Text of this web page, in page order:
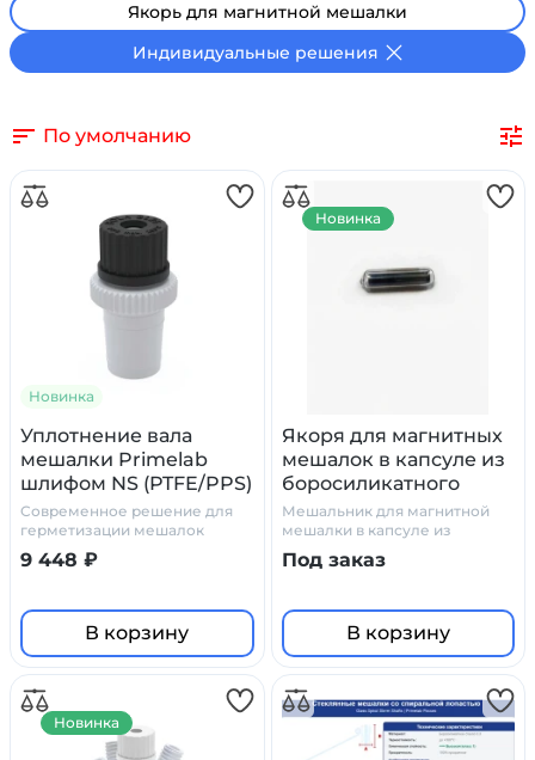
Якорь для магнитной мешалки
Индивидуальные решения
По умолчанию
Новинка
Уплотнение вала
мешалки Primelab
шлифом NS (PTFE/PPS)
Cовременное решение для
герметизации мешалок
9 448 ₽
В корзину
Якоря для магнитных
мешалок в капсуле из
боросиликатного
стекла
Мешальник для магнитной
мешалки в капсуле из
боросиликатного стекла
Под заказ
В корзину
Новинка
Новинка